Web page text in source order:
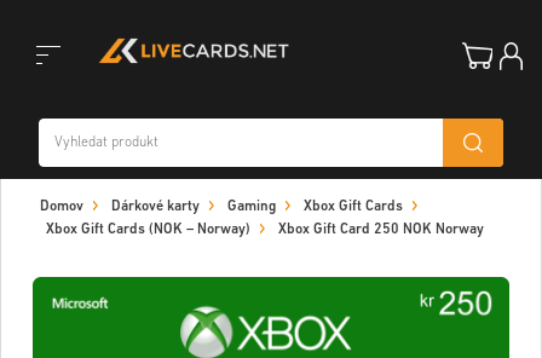
navigation
Domov Dárkové karty Gaming
Xbox Gift Cards
Xbox Gift Cards (NOK – Norway)
Xbox Gift Card 250 NOK Norway